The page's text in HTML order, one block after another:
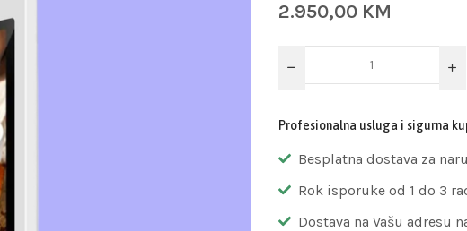
2.950,00 KM
Profesionalna usluga i sigurna
Besplatna dostava za
Rok isporuke od 1 do 3
Dostava na Vašu adresu